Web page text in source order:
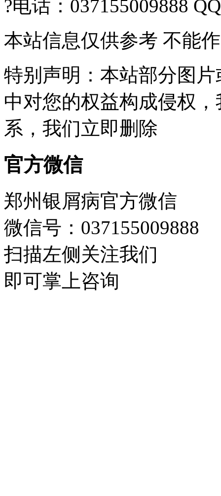
?电话：037155009888
本站信息仅供参考 不能
特别声明：本站部分图
中对您的权益构成侵权
系，我们立即删除
官方微信
郑州银屑病官方微信
微信号：037155009888
扫描左侧关注我们
即可掌上咨询